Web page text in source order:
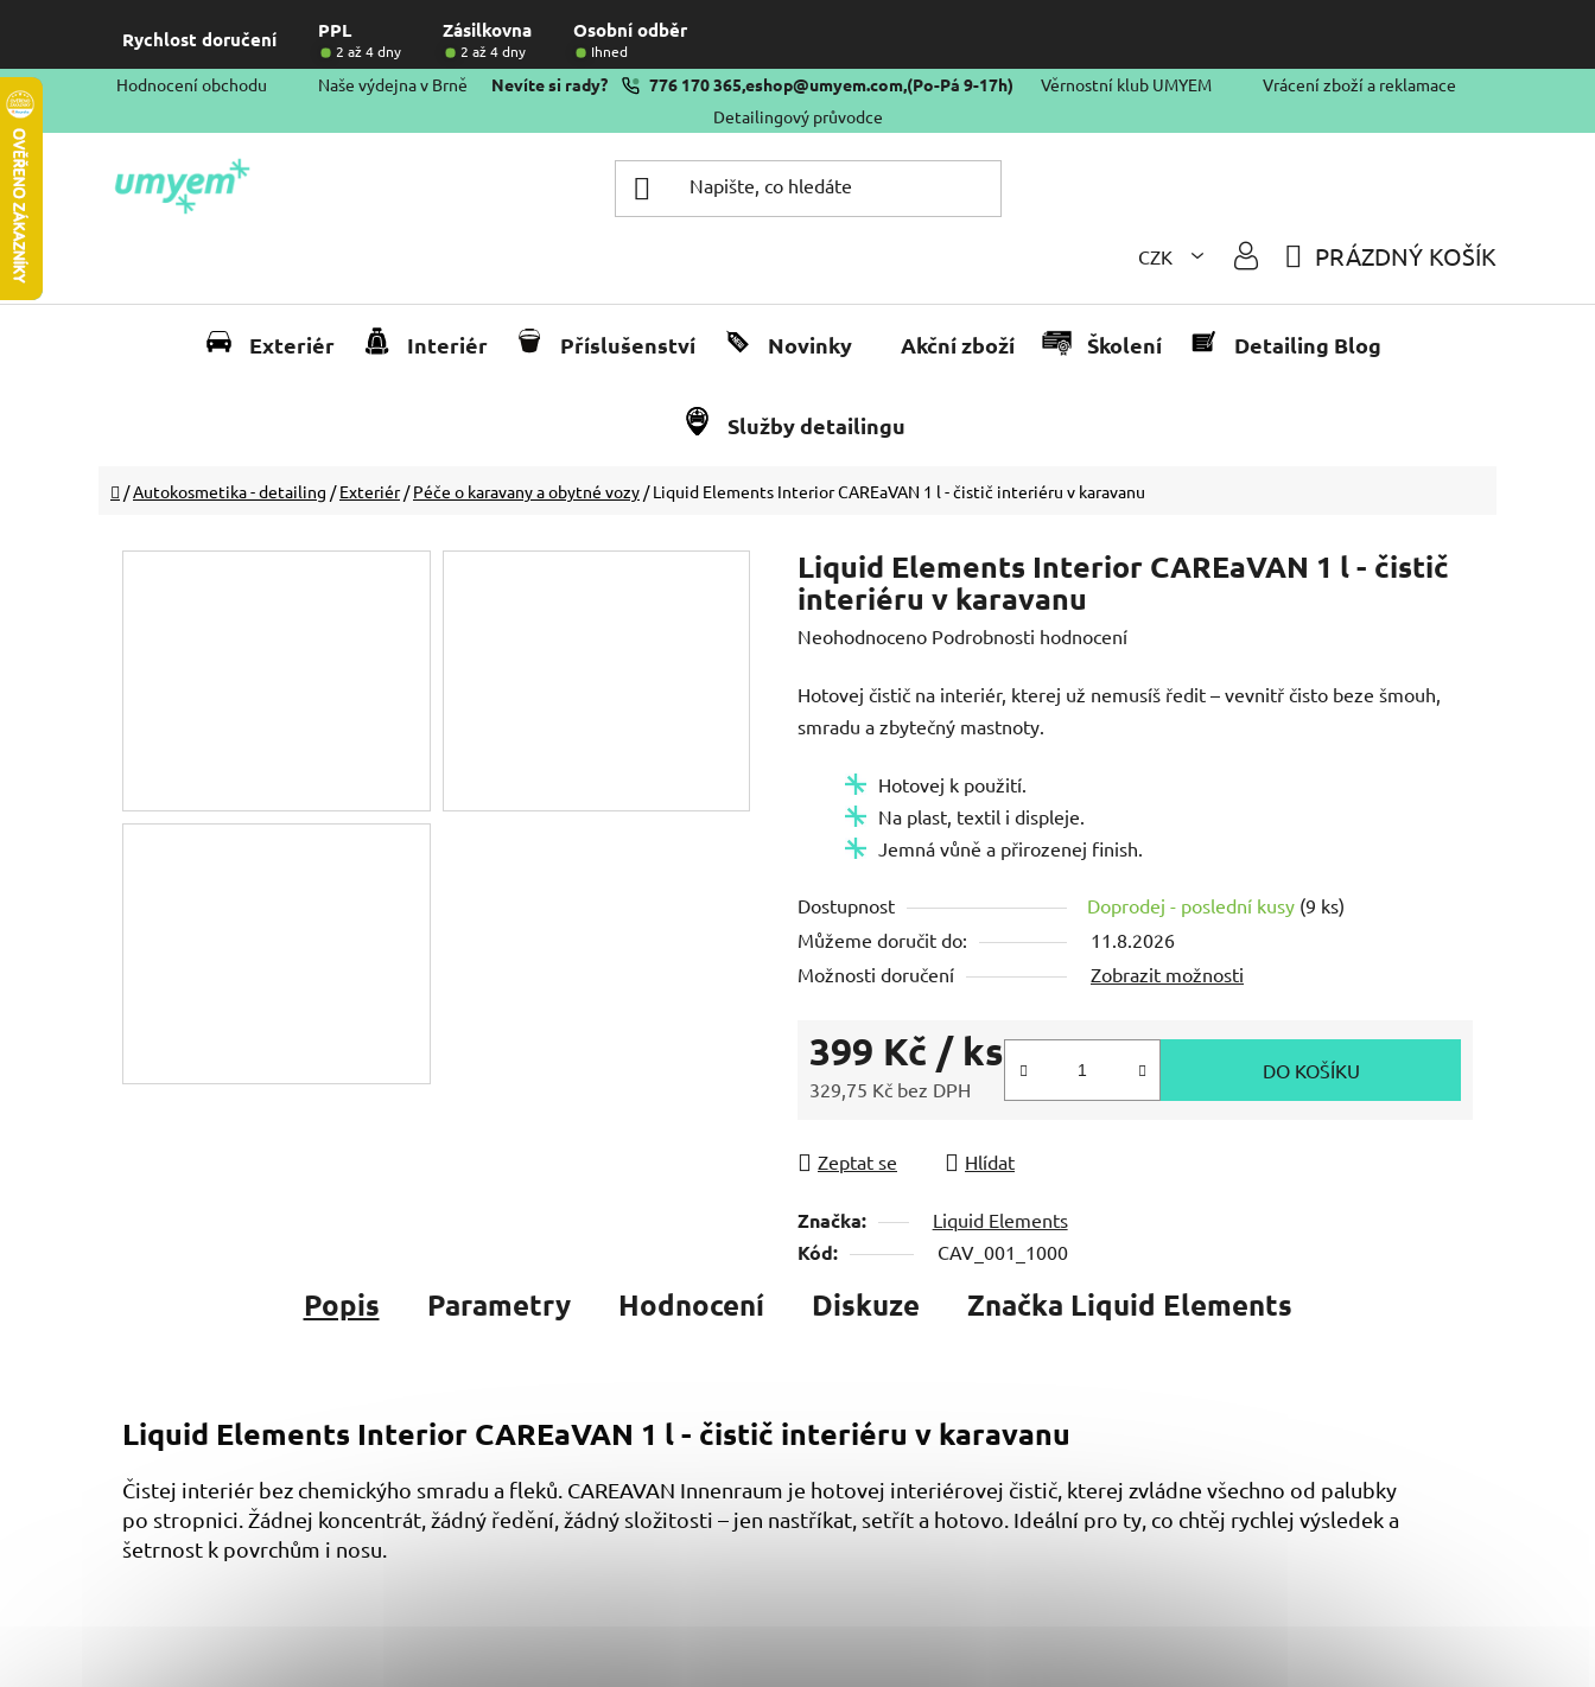
obsah
Rychlost doručení PPL Zásilkovna Osobní odběr
2 až 4 dny 2 až 4 dny Ihned
Hodnocení obchodu Naše výdejna v Brně Nevíte si rady? 776 170 365,eshop@umyem.com,(Po-Pá 9-17h) Věrnostní klub UMYEM
Vrácení zboží a reklamace
Detailingový průvodce
CZK
KOŠÍK
PRÁZDNÝ KOŠÍK
Exteriér Interiér Příslušenství Novinky Akční zboží Školení Detailing Blog
Služby detailingu
Domů
/Autokosmetika - detailing / Exteriér / Péče o karavany a obytné vozy / Liquid Elements Interior CAREaVAN 1 l - čistič interiéru v karavanu
Liquid Elements Interior CAREaVAN 1 l - čistič
interiéru v karavanu
Průměrné
produktu
je
hvězdiček.
Neohodnoceno Podrobnosti hodnocení
Hotovej čistič na interiér, kterej už nemusíš ředit – vevnitř čisto beze šmouh,
smradu a zbytečný mastnoty.
Hotovej k použití.
Na plast, textil i displeje.
Jemná vůně a přirozenej finish.
Dostupnost Doprodej - poslední kusy (9 ks)
Můžeme doručit do:
11.8.2026
Možnosti doručení
Zobrazit možnosti
399 Kč / ks
329,75 Kč bez DPH
DO KOŠÍKU
Zeptat se Hlídat
Značka: Liquid Elements
Kód: CAV_001_1000
Popis Parametry Hodnocení Diskuze Značka Liquid Elements
Liquid Elements Interior CAREaVAN 1 l - čistič interiéru v karavanu
Čistej interiér bez chemickýho smradu a fleků. CAREAVAN Innenraum je hotovej interiérovej čistič, kterej zvládne všechno od palubky
po stropnici. Žádnej koncentrát, žádný ředění, žádný složitosti – jen nastříkat, setřít a hotovo. Ideální pro ty, co chtěj rychlej výsledek a
šetrnost k povrchům i nosu.